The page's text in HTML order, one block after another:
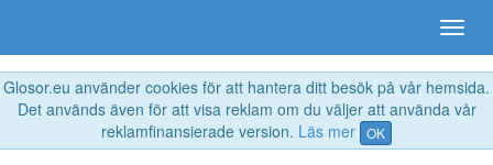
Glosor.eu använder cookies för att hantera ditt besök på vår hemsida.
Det används även för att visa reklam om du väljer att använda vår
reklamfinansierade version. Läs mer OK